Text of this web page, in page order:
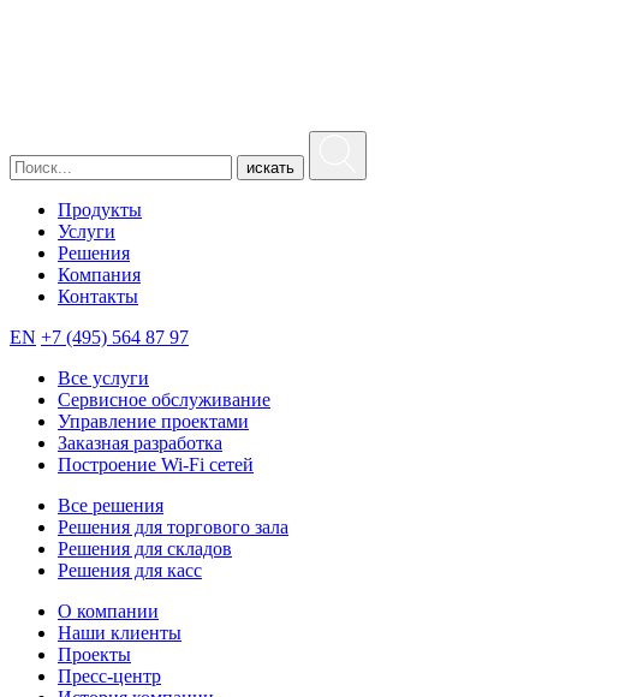
искать
Продукты
Услуги
Решения
Компания
Контакты
EN +7 (495) 564 87 97
Все услуги
Сервисное обслуживание
Управление проектами
Заказная разработка
Построение Wi-Fi сетей
Все решения
Решения для торгового зала
Решения для складов
Решения для касс
О компании
Наши клиенты
Проекты
Пресс-центр